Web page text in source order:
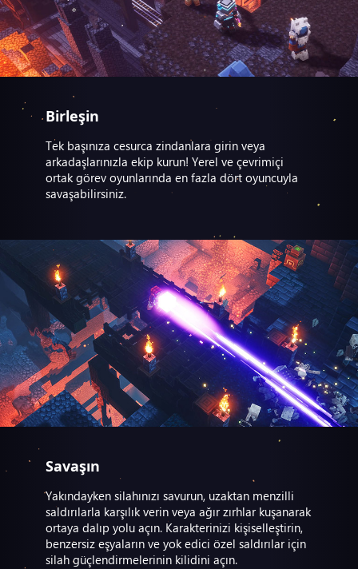
Birleşin
Tek başınıza cesurca zindanlara girin veya
arkadaşlarınızla ekip kurun! Yerel ve çevrimiçi
ortak görev oyunlarında en fazla dört oyuncuyla
savaşabilirsiniz.
Savaşın
Yakındayken silahınızı savurun, uzaktan menzilli
saldırılarla karşılık verin veya ağır zırhlar kuşanarak
ortaya dalıp yolu açın. Karakterinizi kişiselleştirin,
benzersiz eşyaların ve yok edici özel saldırılar için
silah güçlendirmelerinin kilidini açın.